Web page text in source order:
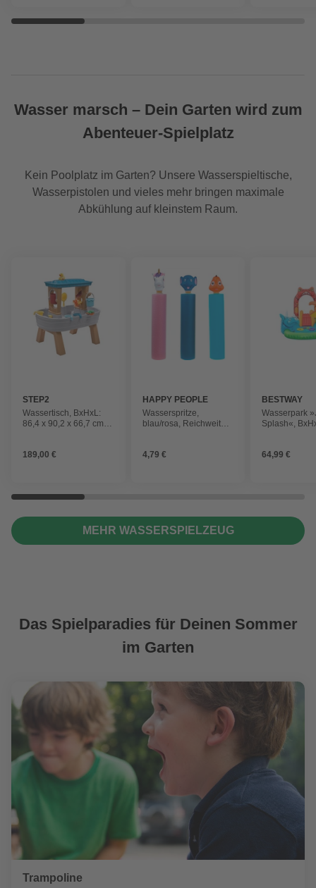
Wasser marsch – Dein Garten wird zum
Abenteuer-Spielplatz
Kein Poolplatz im Garten? Unsere Wasserspieltische,
Wasserpistolen und vieles mehr bringen maximale
Abkühlung auf kleinstem Raum.
STEP2
Wassertisch, BxHxL:
86,4 x 90,2 x 66,7 cm,
189,00 €
HAPPY PEOPLE
Wasserspritze,
blau/rosa, Reichweite:
4,79 €
BESTWAY
Wasserpark
Splash«,
64,99 €
MEHR WASSERSPIELZEUG
Das Spielparadies für Deinen Sommer
im Garten
Trampoline